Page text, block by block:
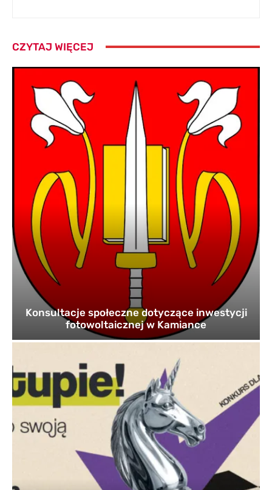
CZYTAJ WIĘCEJ
Konsultacje społeczne dotyczące inwestycji
fotowoltaicznej w Kamiance